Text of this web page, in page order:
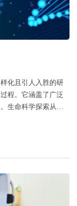
化且引人入胜的研
程。它涵盖了广泛
生命科学探索从最